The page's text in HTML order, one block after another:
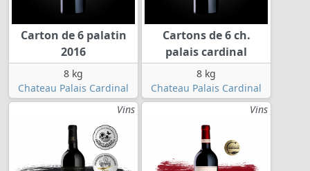
Carton de 6 palatin
2016
8 kg
Chateau Palais Cardinal
Cartons de 6 ch.
palais cardinal
8 kg
Chateau Palais Cardinal
Vins
Vins